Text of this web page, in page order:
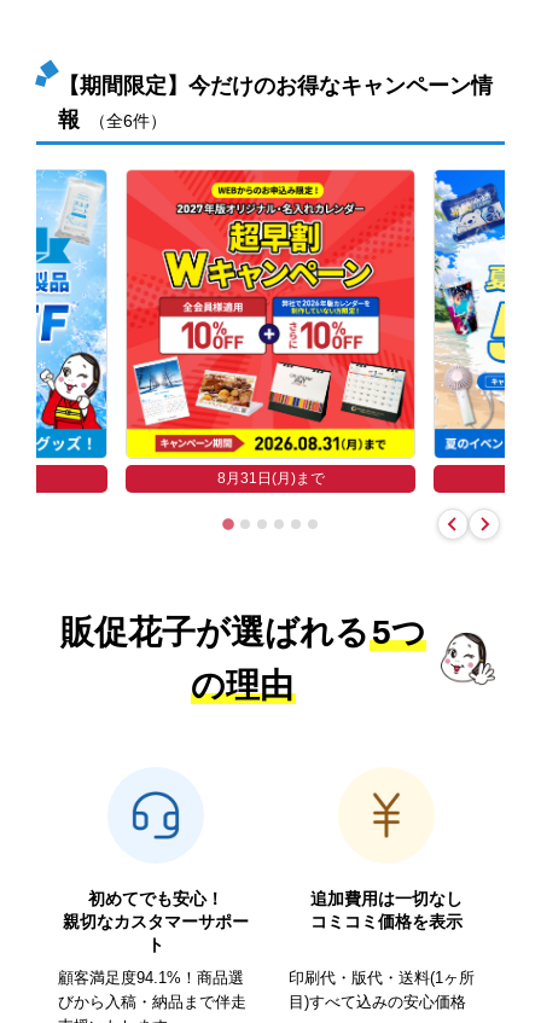
【期間限定】今だけのお得なキャンペーン情
報
（全6件）
8月31日(月)まで
販促花子が選ばれる5つ
の理由
初めてでも安心！
親切なカスタマーサポー
ト
顧客満足度94.1%！商品選
びから入稿・納品まで伴走
追加費用は一切なし
コミコミ価格を表示
印刷代・版代・送料(1ヶ所
目)すべて込みの安心価格